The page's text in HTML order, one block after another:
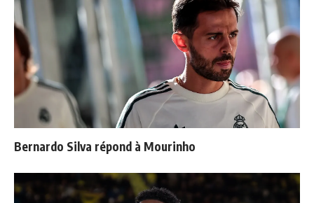
Bernardo Silva répond à Mourinho